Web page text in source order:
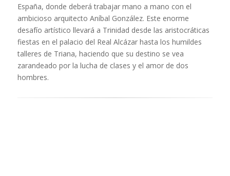
España, donde deberá trabajar mano a mano con el
ambicioso arquitecto Aníbal González. Este enorme
desafío artístico llevará a Trinidad desde las aristocráticas
fiestas en el palacio del Real Alcázar hasta los humildes
talleres de Triana, haciendo que su destino se vea
zarandeado por la lucha de clases y el amor de dos
hombres.